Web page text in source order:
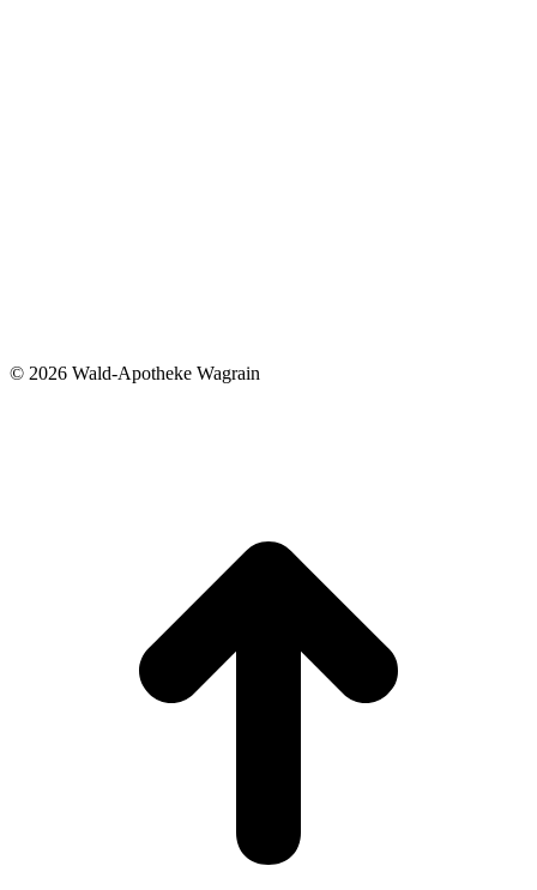
© 2026 Wald-Apotheke Wagrain